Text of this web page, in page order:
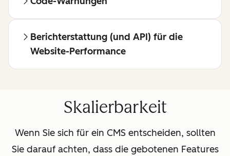
Berichterstattung (und API) für die
Website-Performance
Skalierbarkeit
Wenn Sie sich für ein CMS entscheiden, sollten
Sie darauf achten, dass die gebotenen Features